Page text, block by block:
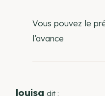
Vous pouvez le
l’avance
louisa dit :